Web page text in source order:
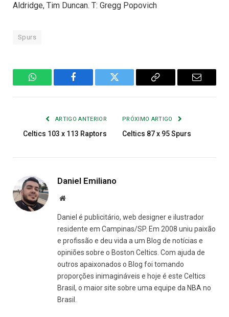
Aldridge, Tim Duncan. T: Gregg Popovich
Spurs
WhatsAppFacebook Twitter
Copiar
E-
ARTIGO ANTERIOR
Celtics 103 x 113 Raptors
PRÓXIMO ARTIGO
Celtics 87 x 95 Spurs
Daniel Emiliano
Site
Daniel é publicitário, web designer e ilustrador
residente em Campinas/SP. Em 2008 uniu paixão
e profissão e deu vida a um Blog de notícias e
opiniões sobre o Boston Celtics. Com ajuda de
outros apaixonados o Blog foi tomando
proporções inimagináveis e hoje é este Celtics
Brasil, o maior site sobre uma equipe da NBA no
Brasil.